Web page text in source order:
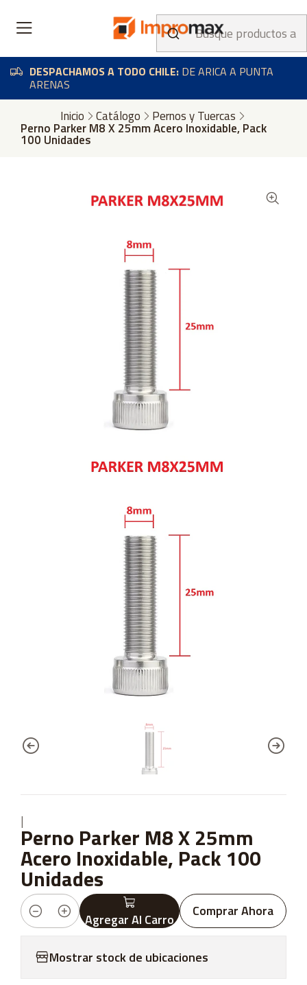
DESPACHAMOS A TODO CHILE: DE ARICA A PUNTA
ARENAS
Inicio Catálogo Pernos y Tuercas
Perno Parker M8 X 25mm Acero Inoxidable, Pack
100 Unidades
|
Perno Parker M8 X 25mm
Acero Inoxidable, Pack 100
Unidades
Cantidad Agregar Al Carro Comprar Ahora
Mostrar stock de ubicaciones